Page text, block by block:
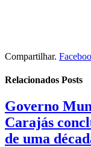
Compartilhar.
Relacionados Posts
Governo
Carajás
de uma